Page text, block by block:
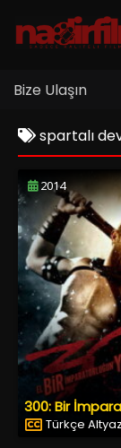
Bize Ulaşın
spartalı
2014
Türkçe